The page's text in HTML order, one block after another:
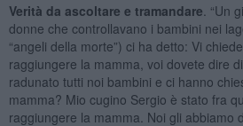
Verità da ascoltare e tramandare . “Un
donne che controllavano i bambini nei
“angeli della morte”) ci ha detto: Vi
raggiungere la mamma, voi dovete dire
radunato tutti noi bambini e ci hanno
mamma? Mio cugino Sergio è stato fra
raggiungere la mamma. Noi gli abbiamo